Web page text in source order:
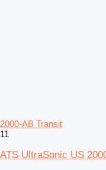
2000-AB Transit
11
ATS UltraSonic US